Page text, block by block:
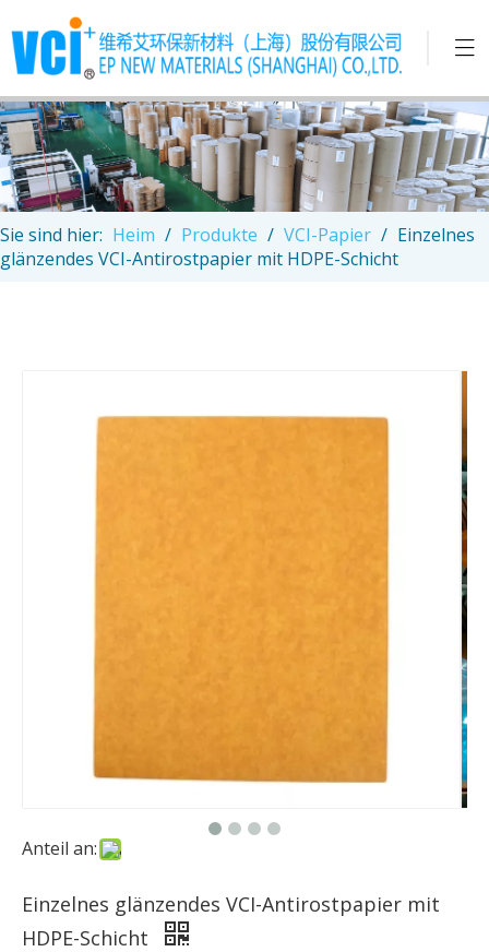
Sie sind hier: Heim / Produkte / VCI-Papier / Einzelnes
glänzendes VCI-Antirostpapier mit HDPE-Schicht
Anteil an:
Einzelnes glänzendes VCI-Antirostpapier mit
HDPE-Schicht